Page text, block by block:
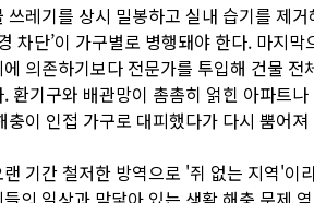
쓰레기를 상시 밀봉하고 실내 습기를 제
차단’이 가구별로 병행돼야 한다. 마지
의존하기보다 전문가를 투입해 건물 전
환기구와 배관망이 촘촘히 얽힌 아파트
충이 인접 가구로 대피했다가 다시 뿜어
기간 철저한 방역으로 '쥐 없는 지역'이